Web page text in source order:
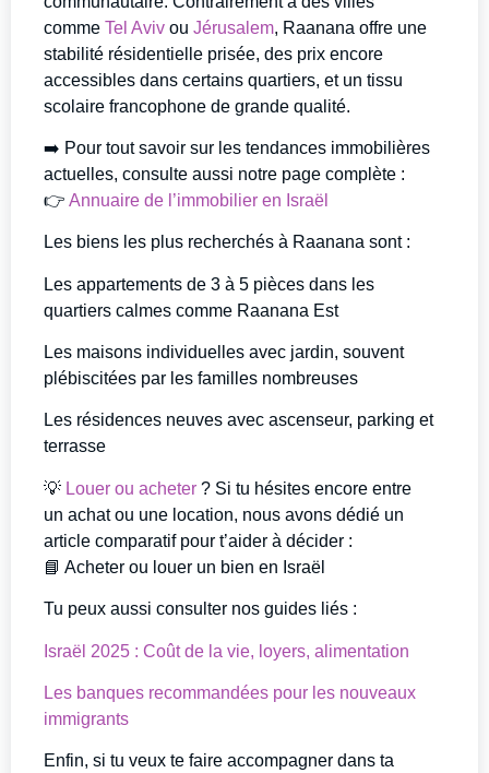
comme Tel Aviv ou Jérusalem, Raanana offre une
stabilité résidentielle prisée, des prix encore
accessibles dans certains quartiers, et un tissu
scolaire francophone de grande qualité.
➡️ Pour tout savoir sur les tendances immobilières
actuelles, consulte aussi notre page complète :
👉 Annuaire de l’immobilier en Israël
Les biens les plus recherchés à Raanana sont :
Les appartements de 3 à 5 pièces dans les
quartiers calmes comme Raanana Est
Les maisons individuelles avec jardin, souvent
plébiscitées par les familles nombreuses
Les résidences neuves avec ascenseur, parking et
terrasse
💡 Louer ou acheter ? Si tu hésites encore entre
un achat ou une location, nous avons dédié un
article comparatif pour t’aider à décider :
📘 Acheter ou louer un bien en Israël
Tu peux aussi consulter nos guides liés :
Israël 2025 : Coût de la vie, loyers, alimentation
Les banques recommandées pour les nouveaux
immigrants
Enfin, si tu veux te faire accompagner dans ta